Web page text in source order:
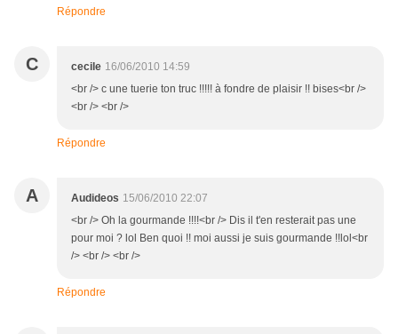
Répondre
C cecile 16/06/2010 14:59
<br /> c une tuerie ton truc !!!!! à fondre de plaisir !! bises<br />
<br /> <br />
Répondre
A Audideos 15/06/2010 22:07
<br /> Oh la gourmande !!!!<br /> Dis il t'en resterait pas une
pour moi ? lol Ben quoi !! moi aussi je suis gourmande !!lol<br
/> <br /> <br />
Répondre